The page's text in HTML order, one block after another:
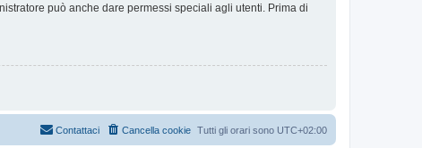
può anche dare permessi speciali agli utenti. Prima di
Tutti gli orari sono UTC+02:00
Cancella cookie
Contattaci